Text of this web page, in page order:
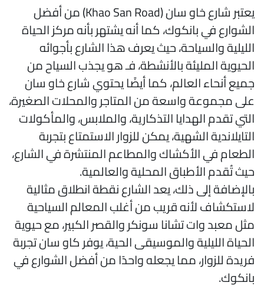
يعتبر شارع خاو سان (Khao San Road) من أفضل
في بانكوك، كما أنه يشتهر بأنه مركز الحياة
والسياحة، حيث يعرف هذا الشارع بأجوائه
المليئة بالأنشطة، فـ هو يجذب السياح من
أنحاء العالم، كما أيضًا يحتوي شارع خاو سان
مجموعة واسعة من المتاجر والمحلات الصغيرة،
تقدم الهدايا التذكارية، والملابس، والمأكولات
الشهية، يمكن للزوار الاستمتاع بتجربة
في الأكشاك والمطاعم المنتشرة في الشارع،
تُقدم الأطباق المحلية والعالمية.
إلى ذلك، يعد الشارع نقطة انطلاق مثالية
لأنه قريب من أغلب المعالم السياحية
معبد وات تشانا سونكر والقصر الكبير، مع حيوية
الليلية والموسيقى الحية، يوفر كاو سان تجربة
للزوار، مما يجعله واحدًا من أفضل الشوارع في